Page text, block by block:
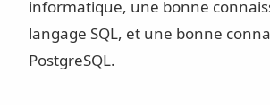
informatique, une bonne
langage SQL, et une bonne
PostgreSQL.